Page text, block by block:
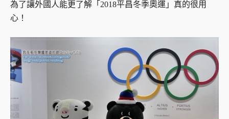
為了讓外國人能更了解「2018平昌冬季奧運」真的很用
心！